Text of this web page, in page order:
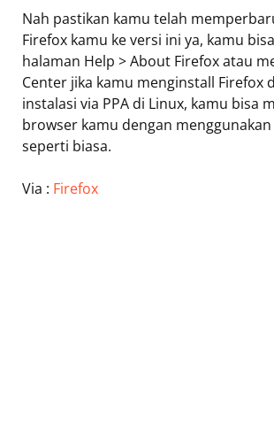
Nah pastikan kamu telah
Firefox kamu ke versi ini ya, kamu
halaman Help > About Firefox atau
Center jika kamu menginstall Firefox
instalasi via PPA di Linux, kamu bisa
browser kamu dengan
seperti biasa.
Via : Firefox